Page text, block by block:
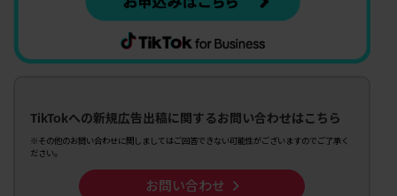
TikTokへの新規広告出稿に関するお問い合わせはこちら
※その他のお問い合わせに関しましてはご回答できない可能性がございますのでご了承く
ださい。
お問い合わせ